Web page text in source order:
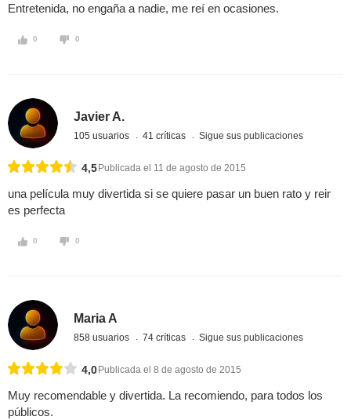
Entretenida, no engaña a nadie, me reí en ocasiones.
0 0
Javier A.
105 usuarios 41 críticas Sigue sus publicaciones
4,5 Publicada el 11 de agosto de 2015
una película muy divertida si se quiere pasar un buen rato y reir
es perfecta
0 0
Maria A
858 usuarios 74 críticas Sigue sus publicaciones
4,0 Publicada el 8 de agosto de 2015
Muy recomendable y divertida. La recomiendo, para todos los
públicos.